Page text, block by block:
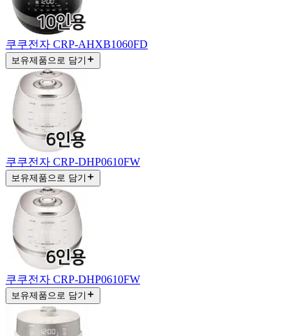
쿠쿠전자 CRP-AHXB1060FD
보유제품으로 담기
쿠쿠전자 CRP-DHP0610FW
보유제품으로 담기
쿠쿠전자 CRP-DHP0610FW
보유제품으로 담기